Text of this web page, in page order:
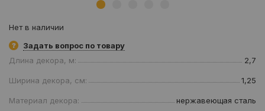
Нет в наличии
Задать вопрос по товару
Длина декора, м:
2,7
Ширина декора, см: 1,25
Материал декора: нержавеющая сталь